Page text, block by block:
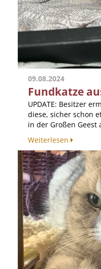
09.08.2024
Fundkatze
UPDATE: Besitzer
diese, sicher schon
in der Großen Geest
Weiterlesen